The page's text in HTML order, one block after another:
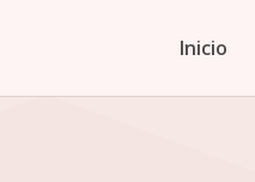
Inicio